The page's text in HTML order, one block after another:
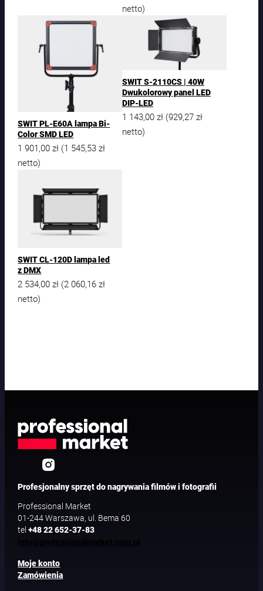
netto)
SWIT PL-E60A lampa Bi-
Color SMD LED
1 901,00zł (1 545,53zł
netto)
SWIT S-2110CS | 40W
Dwukolorowy panel LED
DIP-LED
1 143,00 zł (929,27 zł
netto)
SWIT CL-120D lampa led
z DMX
2 534,00zł (2 060,16zł
netto)
Profesjonalny sprzęt do nagrywania filmów i fotografii
Professional Market
01-244 Warszawa, ul. Bema 60
tel+48 22 652-37-83
Moje konto
Zamówienia